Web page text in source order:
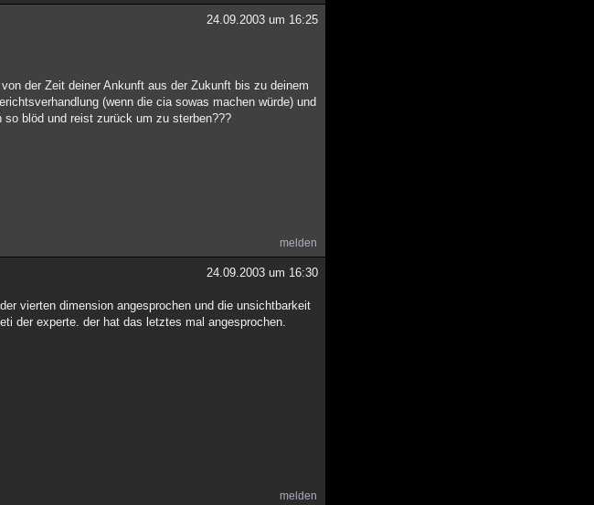
24.09.2003 um 16:25
der Zeit deiner Ankunft aus der Zukunft bis zu deinem
(wenn die cia sowas machen würde) und
blöd und reist zurück um zu sterben???
melden
24.09.2003 um 16:30
vierten dimension angesprochen und die unsichtbarkeit
der experte. der hat das letztes mal angesprochen.
melden